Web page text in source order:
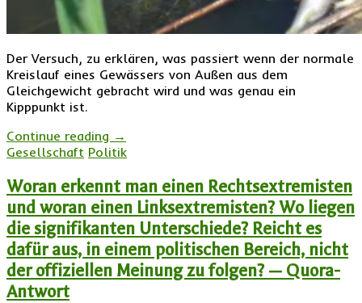
Der Versuch, zu erklären, was passiert wenn der normale
Kreislauf eines Gewässers von Außen aus dem
Gleichgewicht gebracht wird und was genau ein
Kipppunkt ist.
Continue reading →
Gesellschaft Politik
Woran erkennt man einen Rechtsextremisten
und woran einen Linksextremisten? Wo liegen
die signifikanten Unterschiede? Reicht es
dafür aus, in einem politischen Bereich, nicht
der offiziellen Meinung zu folgen? — Quora-
Antwort